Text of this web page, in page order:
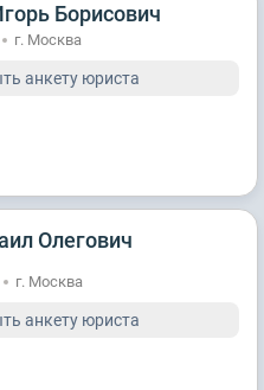
Борисович
г. Москва
анкету юриста
Олегович
г. Москва
анкету юриста